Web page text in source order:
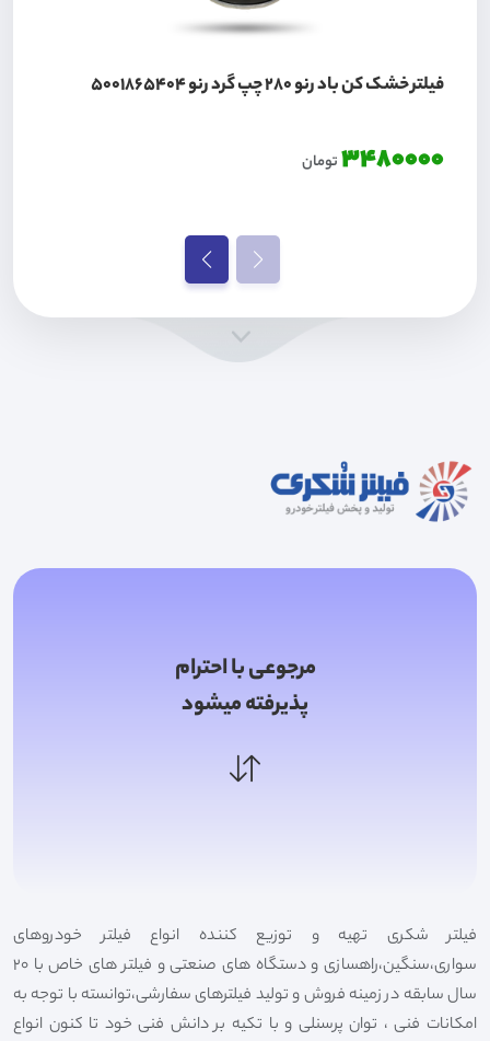
فیلتر خشک کن باد رنو 280 چپ گرد رنو 5001865404
3480000تومان
مرجوعی با احترام
پذیرفته میشود
فیلتر شکری تهیه و توزیع کننده انواع فیلتر خودروهای
سواری،سنگین،راهسازی و دستگاه های صنعتی و فیلتر های خاص با 20
سال سابقه در زمینه فروش و تولید فیلترهای سفارشی،توانسته با توجه به
امکانات فنی ، توان پرسنلی و با تکیه بر دانش فنی خود تا کنون انواع